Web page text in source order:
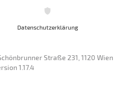
Datenschutzerklärung
Straße 231, 1120 Wien
1.17.4